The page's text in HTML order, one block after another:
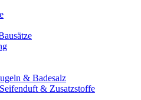
& Badesalz
& Zusatzstoffe